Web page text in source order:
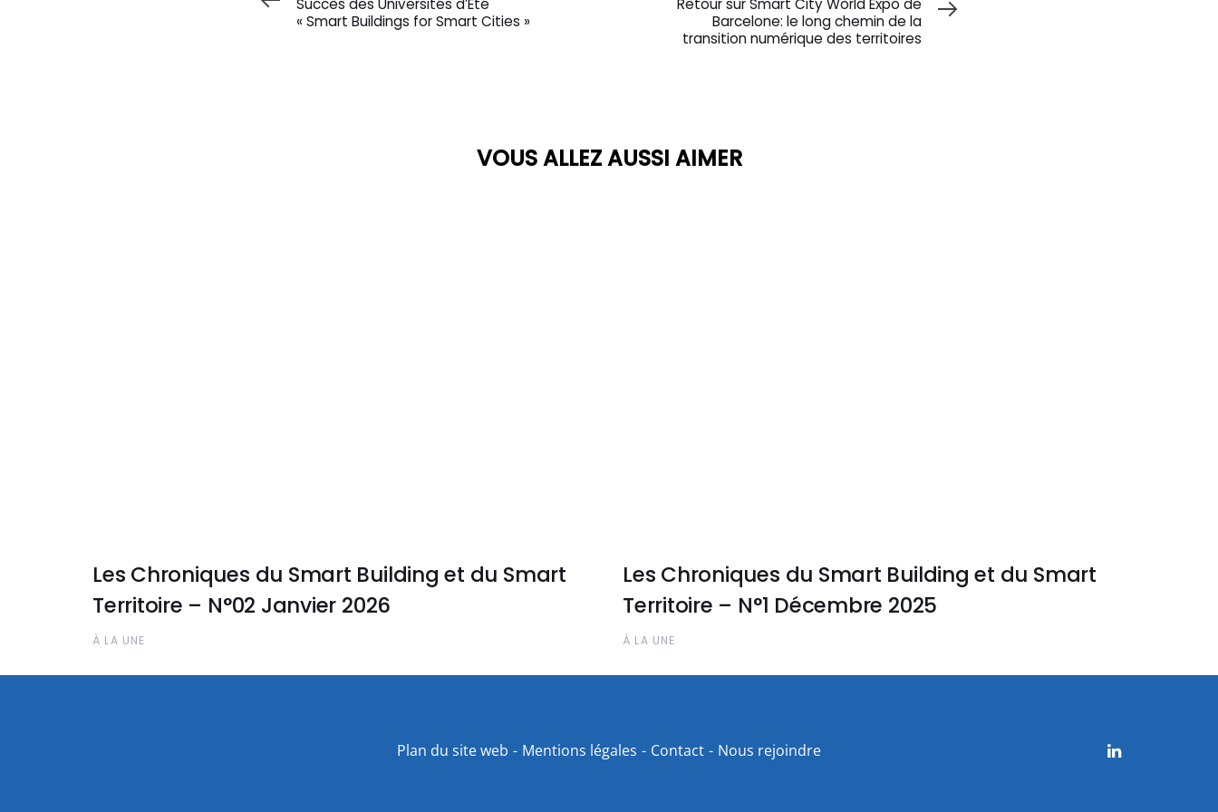
Succès des Universités d’Eté
« Smart Buildings for Smart Cities »
Retour sur Smart City World Expo de
Barcelone: le long chemin de la
transition numérique des territoires
VOUS ALLEZ AUSSI AIMER
Les Chroniques du Smart Building et du Smart
Territoire – N°02 Janvier 2026
À LA UNE
Les Chroniques du Smart Building et du Smart
Territoire – N°1 Décembre 2025
À LA UNE
Plan du site web Mentions légales Contact Nous rejoindre